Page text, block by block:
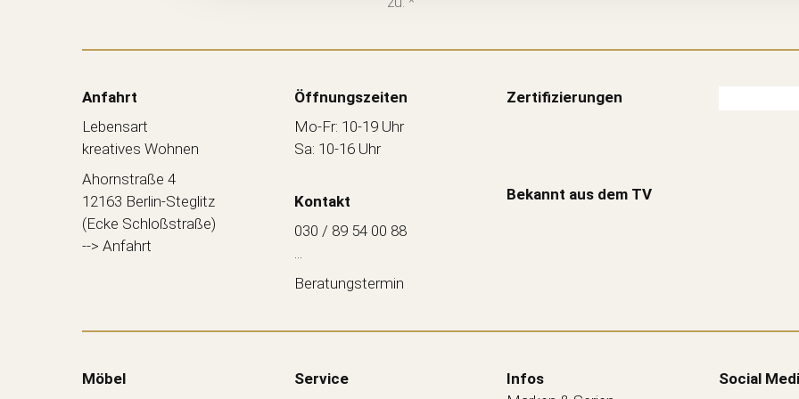
Anfahrt
Lebensart
kreatives Wohnen
Ahornstraße 4
12163 Berlin-Steglitz
(Ecke Schloßstraße)
--> Anfahrt
Öffnungszeiten
Mo-Fr: 10-19 Uhr
Sa: 10-16 Uhr
Kontakt
030 / 89 54 00 88
...
Beratungstermin
Zertifizierungen
Bekannt aus dem TV
Möbel Service
Infos
Social